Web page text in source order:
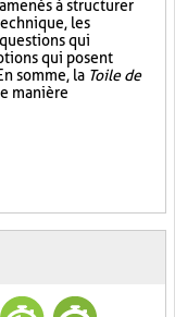
à structurer
les
qui
qui posent
somme, la Toile de
manière